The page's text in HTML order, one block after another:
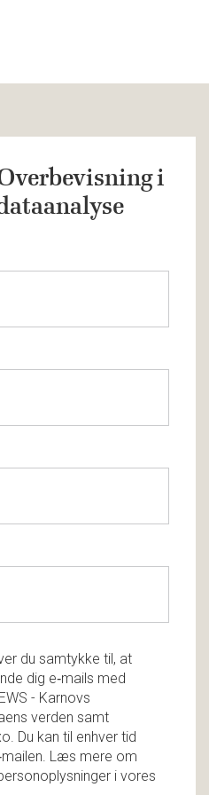
i
du samtykke til, at
dig e‑mails med
- Karnovs
verden samt
Du kan til enhver tid
Læs mere om
i vores